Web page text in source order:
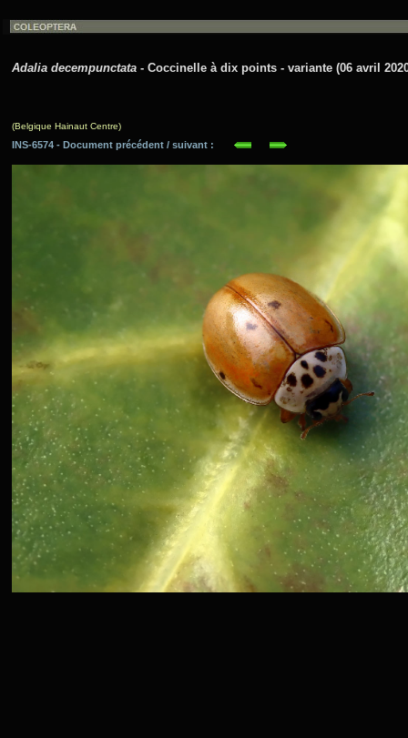
Adalia decempunctata - Coccinelle à dix points - variante (06 avril
(Belgique Hainaut Centre)
INS-6574 - Document précédent / suivant :